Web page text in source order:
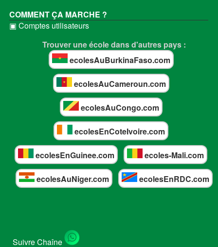
COMMENT ÇA MARCHE ?
▣ Comptes utilisateurs
Trouver une école dans d'autres pays :
ecolesAuBurkinaFaso.com
ecolesAuCameroun.com
ecolesAuCongo.com
ecolesEnCoteIvoire.com
ecolesEnGuinee.com ecoles-Mali.com
ecolesAuNiger.com ecolesEnRDC.com
Suivre Chaîne